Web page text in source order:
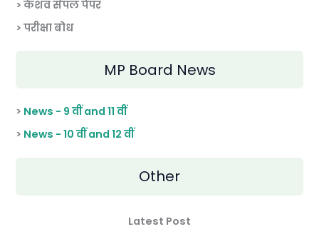
> केशव सैंपल पेपर
> परीक्षा बोध
MP Board News
> News - 9 वीं and 11 वीं
> News - 10 वीं and 12 वीं
Other
Latest Post